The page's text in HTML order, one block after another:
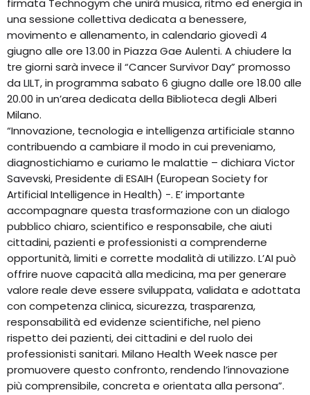
firmata Technogym che unirà musica, ritmo ed energia in
una sessione collettiva dedicata a benessere,
movimento e allenamento, in calendario giovedì 4
giugno alle ore 13.00 in Piazza Gae Aulenti. A chiudere la
tre giorni sarà invece il “Cancer Survivor Day” promosso
da LILT, in programma sabato 6 giugno dalle ore 18.00 alle
20.00 in un’area dedicata della Biblioteca degli Alberi
Milano.
“Innovazione, tecnologia e intelligenza artificiale stanno
contribuendo a cambiare il modo in cui preveniamo,
diagnostichiamo e curiamo le malattie – dichiara Victor
Savevski, Presidente di ESAIH (European Society for
Artificial Intelligence in Health) -. E’ importante
accompagnare questa trasformazione con un dialogo
pubblico chiaro, scientifico e responsabile, che aiuti
cittadini, pazienti e professionisti a comprenderne
opportunità, limiti e corrette modalità di utilizzo. L’AI può
offrire nuove capacità alla medicina, ma per generare
valore reale deve essere sviluppata, validata e adottata
con competenza clinica, sicurezza, trasparenza,
responsabilità ed evidenze scientifiche, nel pieno
rispetto dei pazienti, dei cittadini e del ruolo dei
professionisti sanitari. Milano Health Week nasce per
promuovere questo confronto, rendendo l’innovazione
più comprensibile, concreta e orientata alla persona”.